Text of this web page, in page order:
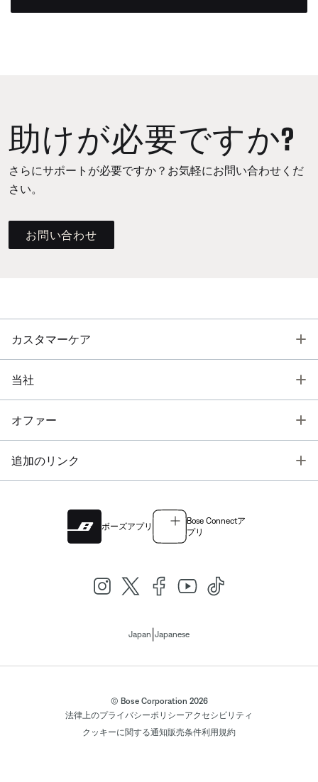
助けが必要ですか?
さらにサポートが必要ですか？お気軽にお問い合わせくだ
さい。
お問い合わせ
カスタマーケア
当社
オファー
追加のリンク
ボーズアプリ
Bose Connectア
プリ
Japan Japanese
© Bose Corporation 2026
法律上のプライバシーポリシーアクセシビリティ
クッキーに関する通知販売条件利用規約